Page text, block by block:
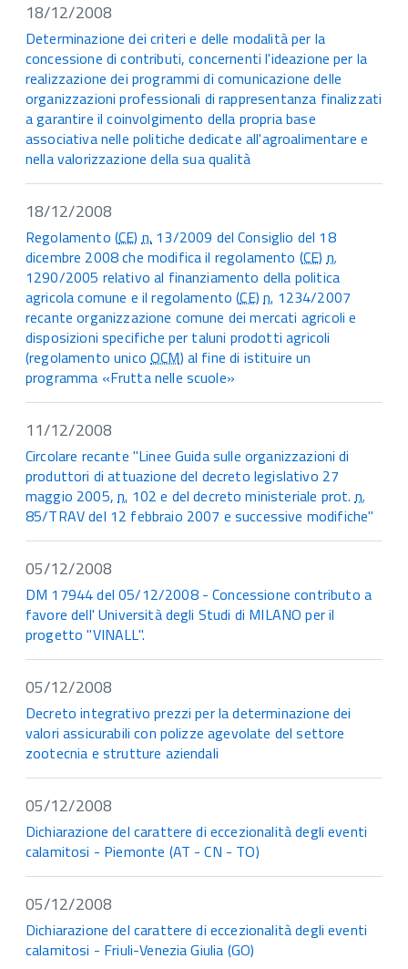
18/12/2008
Determinazione dei criteri e delle modalità per la
concessione di contributi, concernenti l'ideazione per la
realizzazione dei programmi di comunicazione delle
organizzazioni professionali di rappresentanza finalizzati
a garantire il coinvolgimento della propria base
associativa nelle politiche dedicate all'agroalimentare e
nella valorizzazione della sua qualità
18/12/2008
Regolamento (CE)n. 13/2009 del Consiglio del 18
dicembre 2008 che modifica il regolamento (CE)n.
1290/2005 relativo al finanziamento della politica
agricola comune e il regolamento (CE)n. 1234/2007
recante organizzazione comune dei mercati agricoli e
disposizioni specifiche per taluni prodotti agricoli
(regolamento unicoOCM) al fine di istituire un
programma «Frutta nelle scuole»
11/12/2008
Circolare recante "Linee Guida sulle organizzazioni di
produttori di attuazione del decreto legislativo 27
maggio 2005,n. 102 e del decreto ministeriale prot.n.
85/TRAV del 12 febbraio 2007 e successive modifiche"
05/12/2008
DM 17944 del 05/12/2008 - Concessione contributo a
favore dell' Università degli Studi di MILANO per il
progetto "VINALL".
05/12/2008
Decreto integrativo prezzi per la determinazione dei
valori assicurabili con polizze agevolate del settore
zootecnia e strutture aziendali
05/12/2008
Dichiarazione del carattere di eccezionalità degli eventi
calamitosi - Piemonte (AT - CN - TO)
05/12/2008
Dichiarazione del carattere di eccezionalità degli eventi
calamitosi - Friuli-Venezia Giulia (GO)